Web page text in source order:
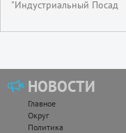
"Индустриальный Посад
НОВОСТИ
Главное
Округ
Политика